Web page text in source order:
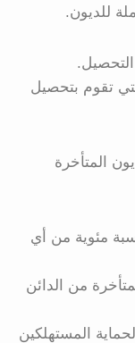
للديون.
تقوم بتحصيل
المتأخرة
مئوية من أي
من الدائن
المستهلكين